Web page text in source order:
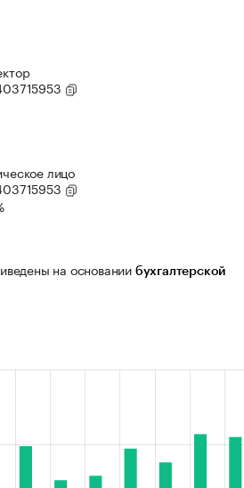
лицо
на основании бухгалтерской